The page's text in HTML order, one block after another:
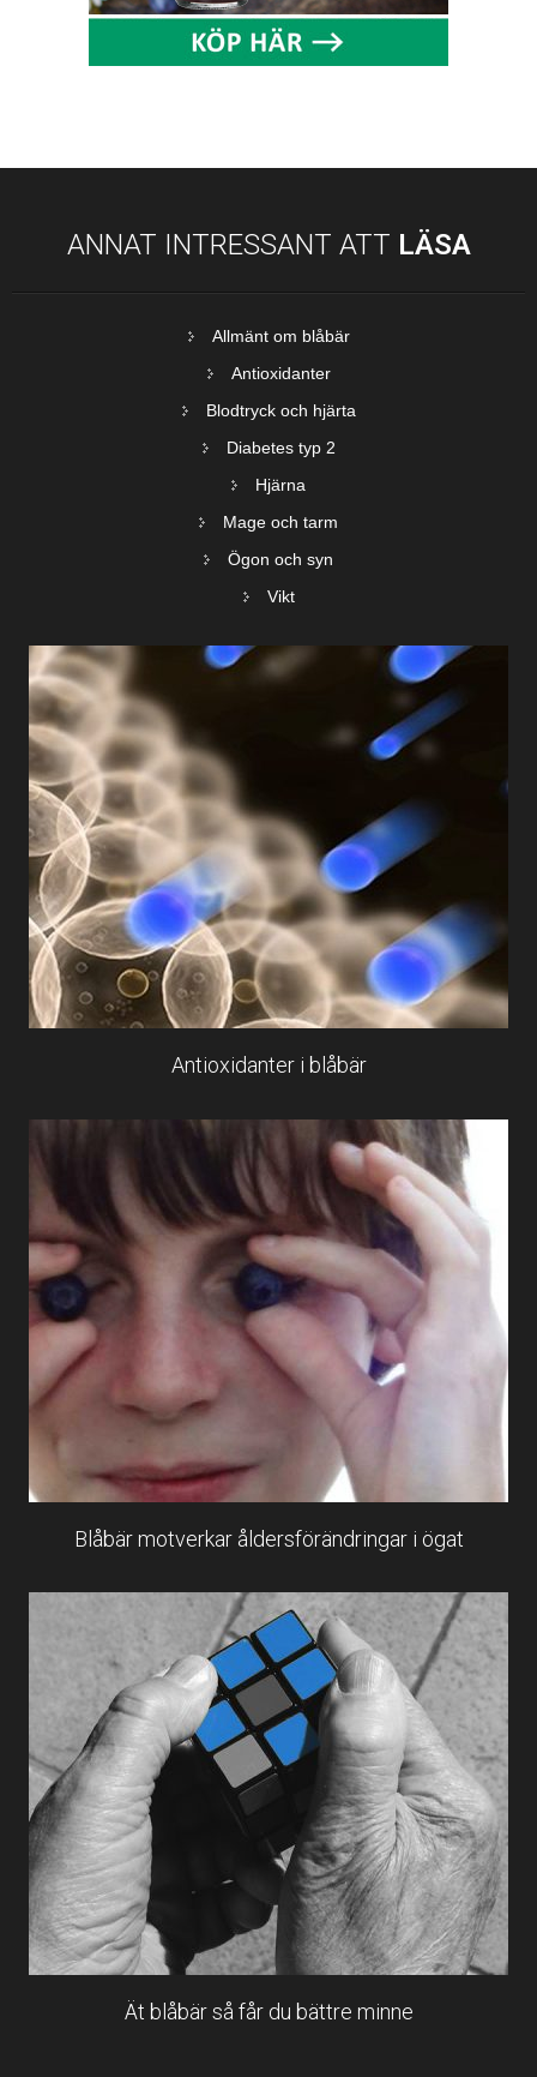
ANNAT INTRESSANT ATT LÄSA
Allmänt om blåbär
Antioxidanter
Blodtryck och hjärta
Diabetes typ 2
Hjärna
Mage och tarm
Ögon och syn
Vikt
Antioxidanter i blåbär
Blåbär motverkar åldersförändringar i ögat
Ät blåbär så får du bättre minne